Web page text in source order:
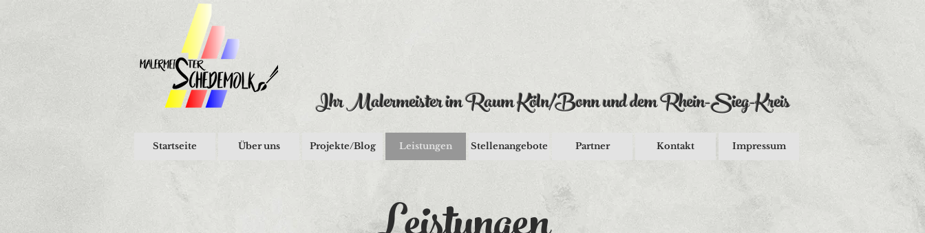
Ihr Malermeister im Raum Köln/Bonn und dem Rhein-Sieg-Kreis
Startseite Über uns Projekte/Blog Leistungen Stellenangebote Partner Kontakt Impressum